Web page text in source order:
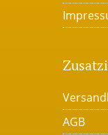
AGB